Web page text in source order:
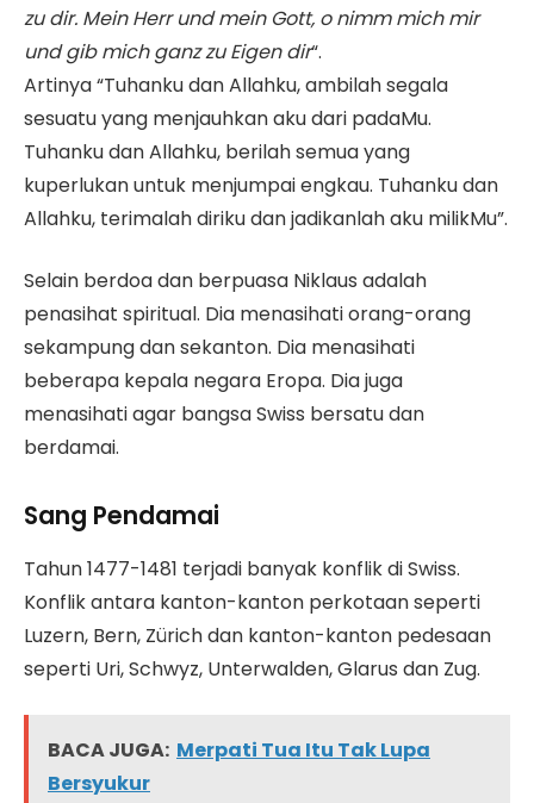
zu dir. Mein Herr und mein Gott, o nimm mich mir
und gib mich ganz zu Eigen dir“.
Artinya “Tuhanku dan Allahku, ambilah segala
sesuatu yang menjauhkan aku dari padaMu.
Tuhanku dan Allahku, berilah semua yang
kuperlukan untuk menjumpai engkau. Tuhanku dan
Allahku, terimalah diriku dan jadikanlah aku milikMu”.
Selain berdoa dan berpuasa Niklaus adalah
penasihat spiritual. Dia menasihati orang-orang
sekampung dan sekanton. Dia menasihati
beberapa kepala negara Eropa. Dia juga
menasihati agar bangsa Swiss bersatu dan
berdamai.
Sang Pendamai
Tahun 1477-1481 terjadi banyak konflik di Swiss.
Konflik antara kanton-kanton perkotaan seperti
Luzern, Bern, Zürich dan kanton-kanton pedesaan
seperti Uri, Schwyz, Unterwalden, Glarus dan Zug.
BACA JUGA: Merpati Tua Itu Tak Lupa
Bersyukur